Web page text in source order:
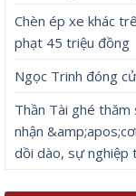
Chèn ép xe khác
phạt 45 triệu đồng
Ngọc Trinh đóng
Thần Tài ghé
nhận
dồi dào, sự nghiệp